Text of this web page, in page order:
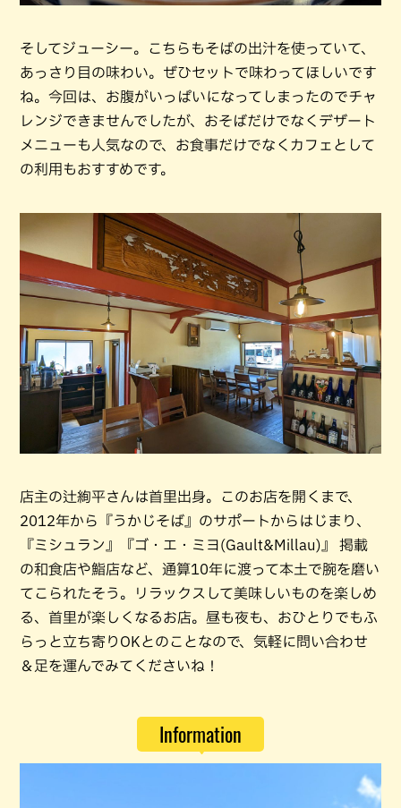
そしてジューシー。こちらもそばの出汁を使っていて、
あっさり目の味わい。ぜひセットで味わってほしいです
ね。今回は、お腹がいっぱいになってしまったのでチャ
レンジできませんでしたが、おそばだけでなくデザート
メニューも人気なので、お食事だけでなくカフェとして
の利用もおすすめです。
店主の辻絢平さんは首里出身。このお店を開くまで、
2012年から『うかじそば』のサポートからはじまり、
『ミシュラン』『ゴ・エ・ミヨ(Gault&Millau)』 掲載
の和食店や鮨店など、通算10年に渡って本土で腕を磨い
てこられたそう。リラックスして美味しいものを楽しめ
る、首里が楽しくなるお店。昼も夜も、おひとりでもふ
らっと立ち寄りOKとのことなので、気軽に問い合わせ
＆足を運んでみてくださいね！
Information